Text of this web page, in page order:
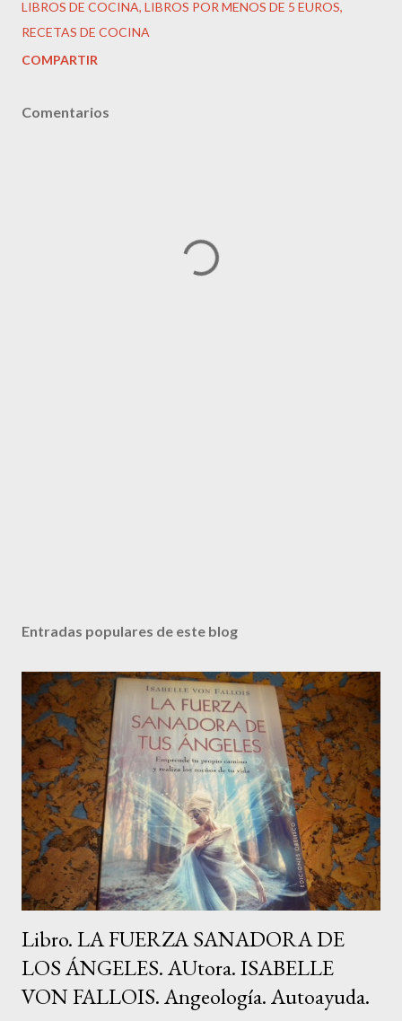
LIBROS DE COCINA LIBROS POR MENOS DE 5 EUROS
RECETAS DE COCINA
COMPARTIR
Comentarios
Entradas populares de este blog
Libro. LA FUERZA SANADORA DE
LOS ÁNGELES. AUtora. ISABELLE
VON FALLOIS. Angeología. Autoayuda.